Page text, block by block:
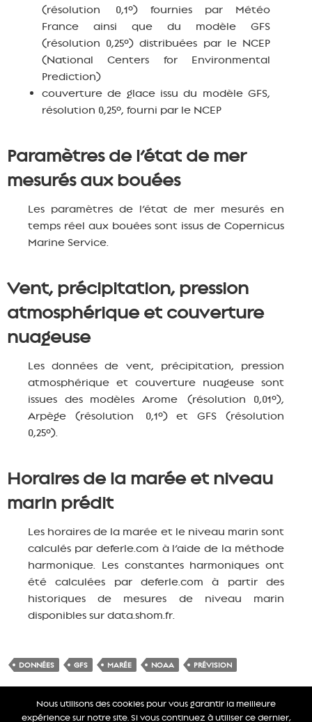
(résolution 0,1°) fournies par Météo
France ainsi que du modèle GFS
(résolution 0,25°) distribuées par le NCEP
(National Centers for Environmental
Prediction)
couverture de glace issu du modèle GFS,
résolution 0,25°, fourni par le NCEP
Paramètres de l’état de mer
mesurés aux bouées
Les paramètres de l’état de mer mesurés en
temps réel aux bouées sont issus de Copernicus
Marine Service.
Vent, précipitation, pression
atmosphérique et couverture
nuageuse
Les données de vent, précipitation, pression
atmosphérique et couverture nuageuse sont
issues des modèles Arome (résolution 0,01°),
Arpège (résolution 0,1°) et GFS (résolution
0,25°).
Horaires de la marée et niveau
marin prédit
Les horaires de la marée et le niveau marin sont
calculés par deferle.com à l’aide de la méthode
harmonique. Les constantes harmoniques ont
été calculées par deferle.com à partir des
historiques de mesures de niveau marin
disponibles sur data.shom.fr.
DONNÉES GFS MARÉE NOAA PRÉVISION
Nous utilisons des cookies pour vous garantir la meilleure
expérience sur notre site. Si vous continuez à utiliser ce dernier,